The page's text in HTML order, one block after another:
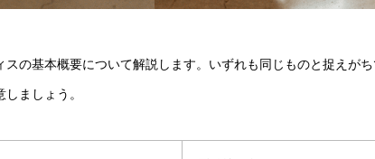
の基本概要について解説します。いずれも同じものと捉えが
ましょう。